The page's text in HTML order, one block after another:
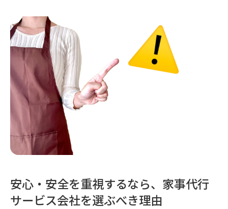
安心・安全を重視するなら、家事代行
サービス会社を選ぶべき理由